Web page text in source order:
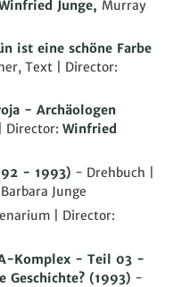
Junge, Murray
ist eine schöne Farbe
Text | Director:
- Archäologen
Director: Winfried
- 1993) - Drehbuch |
Barbara Junge
| Director:
Komplex - Teil 03 -
Geschichte? (1993) -